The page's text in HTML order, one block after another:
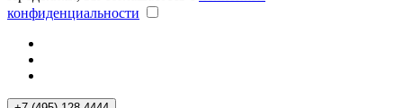
конфиденциальности